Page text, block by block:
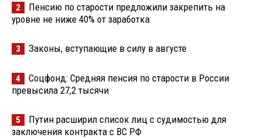
2
Пенсию по старости предложили закрепить на
уровне не ниже 40% от заработка
3 Законы, вступающие в силу в августе
4
Соцфонд: Средняя пенсия по старости в России
превысила 27,2 тысячи
5
Путин расширил список лиц с судимостью для
заключения контракта с ВС РФ